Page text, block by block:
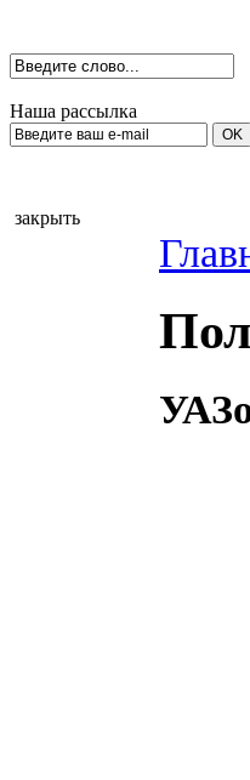
Наша рассылка
закрыть